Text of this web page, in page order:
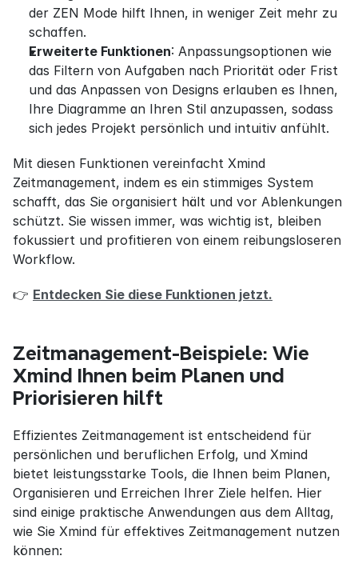
der ZEN Mode hilft Ihnen, in weniger Zeit mehr zu
schaffen.
Erweiterte Funktionen: Anpassungsoptionen wie
das Filtern von Aufgaben nach Priorität oder Frist
und das Anpassen von Designs erlauben es Ihnen,
Ihre Diagramme an Ihren Stil anzupassen, sodass
sich jedes Projekt persönlich und intuitiv anfühlt.
Mit diesen Funktionen vereinfacht Xmind
Zeitmanagement, indem es ein stimmiges System
schafft, das Sie organisiert hält und vor Ablenkungen
schützt. Sie wissen immer, was wichtig ist, bleiben
fokussiert und profitieren von einem reibungsloseren
Workflow.
👉 Entdecken Sie diese Funktionen jetzt.
Zeitmanagement-Beispiele: Wie
Xmind Ihnen beim Planen und
Priorisieren hilft
Effizientes Zeitmanagement ist entscheidend für
persönlichen und beruflichen Erfolg, und Xmind
bietet leistungsstarke Tools, die Ihnen beim Planen,
Organisieren und Erreichen Ihrer Ziele helfen. Hier
sind einige praktische Anwendungen aus dem Alltag,
wie Sie Xmind für effektives Zeitmanagement nutzen
können: